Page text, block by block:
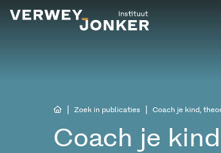
Zoek in publicaties Coach je kind,
Coach je